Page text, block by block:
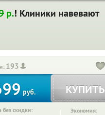
р.! Клиники навевают
193
руб. КУПИТЬ
без скидки: Экономия: